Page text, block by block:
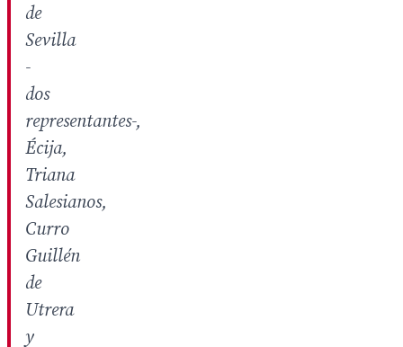
de
Sevilla
-
dos
representantes-,
Écija,
Triana
Salesianos,
Curro
Guillén
de
Utrera
y